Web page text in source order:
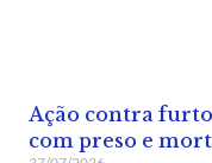
Ação contra
com preso e